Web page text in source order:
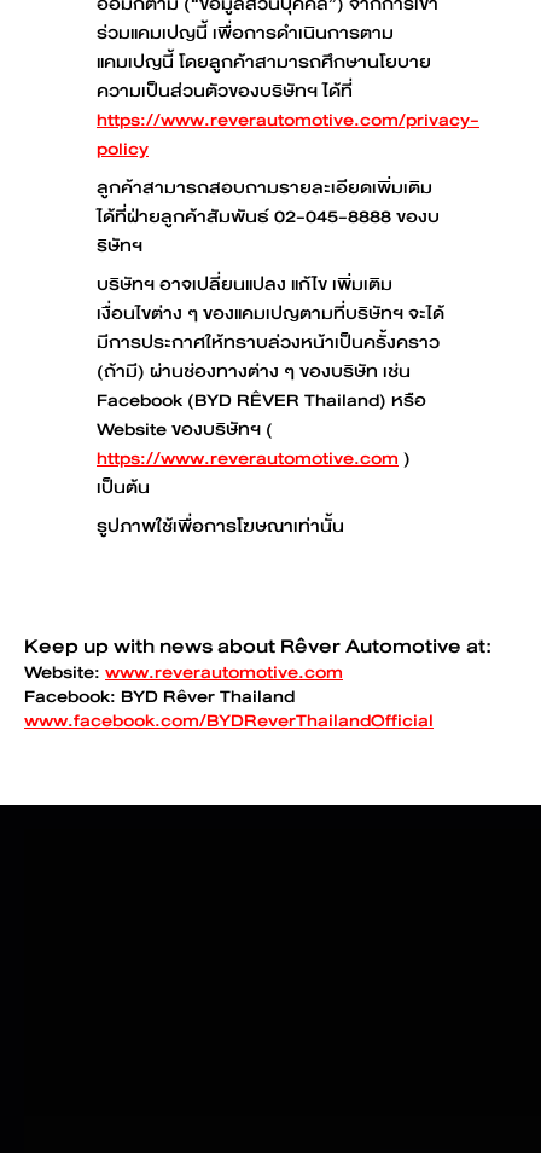
ร่วมแคมเปญนี้ เพื่อการดำเนินการตาม
แคมเปญนี้ โดยลูกค้าสามารถศึกษานโยบาย
ความเป็นส่วนตัวของบริษัทฯ ได้ที่
https://www.reverautomotive.com/privacy-
policy
ลูกค้าสามารถสอบถามรายละเอียดเพิ่มเติม
ได้ที่ฝ่ายลูกค้าสัมพันธ์ 02-045-8888 ของบ
ริษัทฯ
บริษัทฯ อาจเปลี่ยนแปลง แก้ไข เพิ่มเติม
เงื่อนไขต่าง ๆ ของแคมเปญตามที่บริษัทฯ จะได้
มีการประกาศให้ทราบล่วงหน้าเป็นครั้งคราว
(ถ้ามี) ผ่านช่องทางต่าง ๆ ของบริษัท เช่น
Facebook (BYD RÊVER Thailand) หรือ
Website ของบริษัทฯ (
https://www.reverautomotive.com)
เป็นต้น
รูปภาพใช้เพื่อการโฆษณาเท่านั้น
Keep up with news about Rêver Automotive at:
Website:www.reverautomotive.com
Facebook: BYD Rêver Thailand
www.facebook.com/BYDReverThailandOfficial